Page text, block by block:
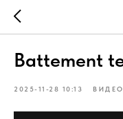
Battement
2025-11-28 10:13 ВИДЕО